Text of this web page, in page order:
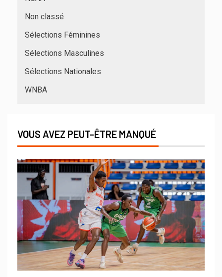
Non classé
Sélections Féminines
Sélections Masculines
Sélections Nationales
WNBA
VOUS AVEZ PEUT-ÊTRE MANQUÉ